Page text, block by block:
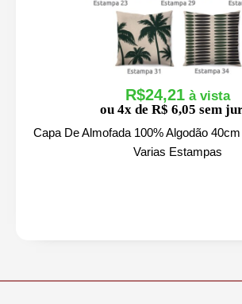
R$24,21
ou 4x de R$ 6,05 sem
Capa De Almofada 100% Algodão
Varias Estampas